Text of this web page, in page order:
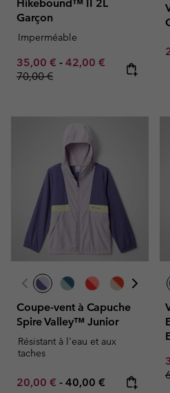
Hikebound™ II 2L
Garçon
Imperméable
Minimum sale price:
35,00 € - Maximum sale price:
42,00 € Regular price:
70,00 €
Coupe-vent à Capuche
Spire Valley™ Junior
Résistant à l'eau et aux
taches
Minimum sale price:
20,00 € - Maximum price:
40,00 €